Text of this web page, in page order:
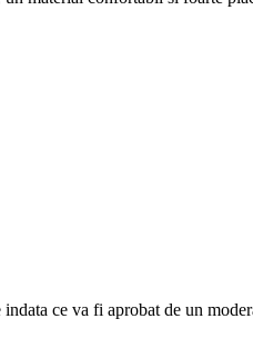
ce va fi aprobat de un